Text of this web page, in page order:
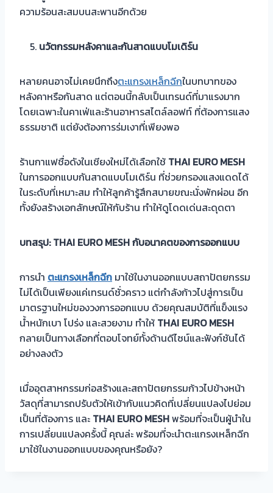
ความร้อนสะสมบนสะพานอีกด้วย
นวัตกรรมหลังคาและกันสาดแบบโมเดิร์น
หลายคนอาจไม่เคยนึกถึงตะแกรงเหล็กฉีกในบทบาทของ
หลังคาหรือกันสาด แต่ตอนนี้กลับเป็นเทรนด์ที่มาแรงมาก
โดยเฉพาะในคาเฟ่และร้านอาหารสไตล์ลอฟท์ ที่ต้องการแสง
ธรรมชาติ แต่ยังต้องการร่มเงาที่เพียงพอ
ร้านกาแฟชื่อดังในเชียงใหม่ได้เลือกใช้ THAI EURO MESH
ในการออกแบบกันสาดแบบโมเดิร์น ที่ช่วยกรองแสงแดดได้
ในระดับที่เหมาะสม ทำให้ลูกค้ารู้สึกสบายขณะนั่งพักผ่อน อีก
ทั้งยังสร้างเอกลักษณ์ให้กับร้าน ทำให้ดูโดดเด่นสะดุดตา
บทสรุป:THAI EURO MESHกับอนาคตของการออกแบบ
การนำ ตะแกรงเหล็กฉีก มาใช้ในงานออกแบบสถาปัตยกรรม
ไม่ได้เป็นเพียงแค่เทรนด์ชั่วคราว แต่กำลังก้าวไปสู่การเป็น
มาตรฐานใหม่ของวงการออกแบบ ด้วยคุณสมบัติที่แข็งแรง
น้ำหนักเบา โปร่ง และสวยงาม ทำให้ THAI EURO MESH
กลายเป็นทางเลือกที่ตอบโจทย์ทั้งด้านดีไซน์และฟังก์ชันได้
อย่างลงตัว
เมื่ออุตสาหกรรมก่อสร้างและสถาปัตยกรรมก้าวไปข้างหน้า
วัสดุที่สามารถปรับตัวให้เข้ากับแนวคิดที่เปลี่ยนแปลงไปย่อม
เป็นที่ต้องการ และ THAI EURO MESHพร้อมที่จะเป็นผู้นำใน
การเปลี่ยนแปลงครั้งนี้ คุณล่ะ พร้อมที่จะนำตะแกรงเหล็กฉีก
มาใช้ในงานออกแบบของคุณหรือยัง?